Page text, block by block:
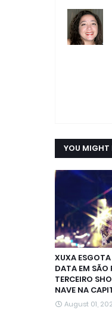
YOU MIGHT
XUXA
DATA EM SÃO
TERCEIRO
NAVE NA
August 01,